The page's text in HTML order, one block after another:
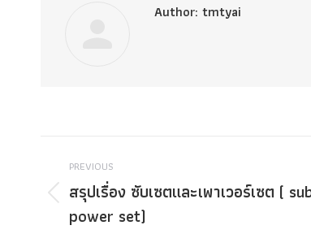
Author: tmtyai
Post
navigation
PREVIOUS
Previous
post:
สรุปเรื่อง ซับเซตและเพาเวอร์เซต (
power set)